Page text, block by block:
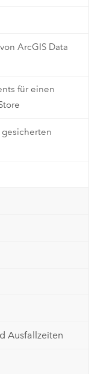
ArcGIS Data
für einen
Ausfallzeiten